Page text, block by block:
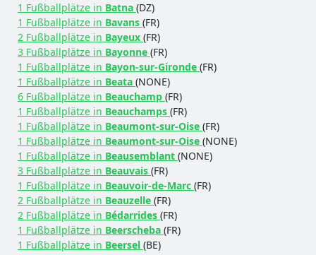
1 Fußballplätze in Batna (DZ)
1 Fußballplätze in Bavans (FR)
2 Fußballplätze in Bayeux (FR)
3 Fußballplätze in Bayonne (FR)
1 Fußballplätze in Bayon-sur-Gironde (FR)
1 Fußballplätze in Beata (NONE)
6 Fußballplätze in Beauchamp (FR)
1 Fußballplätze in Beauchamps (FR)
1 Fußballplätze in Beaumont-sur-Oise (FR)
1 Fußballplätze in Beaumont-sur-Oise (NONE)
1 Fußballplätze in Beausemblant (NONE)
3 Fußballplätze in Beauvais (FR)
1 Fußballplätze in Beauvoir-de-Marc (FR)
2 Fußballplätze in Beauzelle (FR)
2 Fußballplätze in Bédarrides (FR)
1 Fußballplätze in Beerscheba (FR)
1 Fußballplätze in Beersel (BE)